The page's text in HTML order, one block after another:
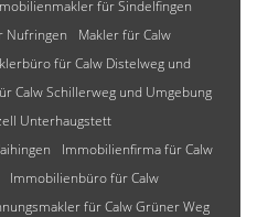
für Sindelfingen
Nufringen
Makler für Calw
für Calw Distelweg und
Calw Schillerweg und Umgebung
Unterhaugstett
Immobilienfirma für Calw
Immobilienbüro für Calw
für Calw Grüner Weg